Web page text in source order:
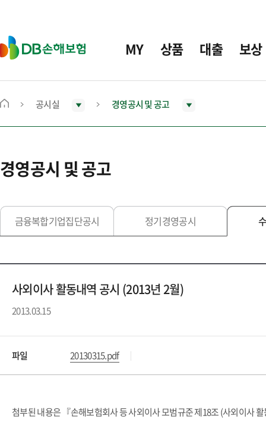
D
B
보
MY 상품 대출 보상
메
으
로
동
공시실 경영공시 및 공고
경영공시 및 공고
금융복합기업집단공시 정기경영공시
사외이사 활동내역 공시 (2013년 2월)
2013.03.15
파일 20130315.pdf
첨부된 내용은 『손해보험회사 등 사외이사 모범규준 제18조 (사외이사